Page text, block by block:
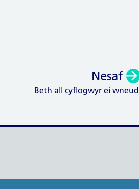
Nesaf
Beth all cyflogwyr ei wneud